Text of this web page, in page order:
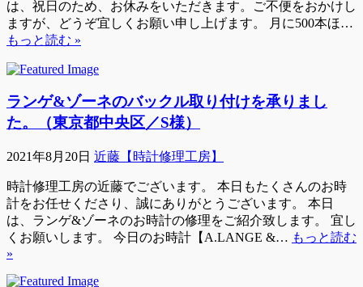
は、祝日のため、お休みをいただきます。ご不便をおかけし
ますが、どうぞ宜しくお願い申し上げます。 月に500本ほ…
もっと読む »
ランゲ&ゾーネのバックル取り付けを承りまし
た。（東京都中央区／S様）
2021年8月20日 近藤【時計修理工房】
時計修理工房の近藤でございます。 本日もたくさんのお時
計をお任せくださり、誠にありがとうございます。 本日
は、ランゲ&ゾーネのお時計の修理をご紹介致します。 宜し
くお願いします。 今日のお時計【A.LANGE &… もっと読む
»